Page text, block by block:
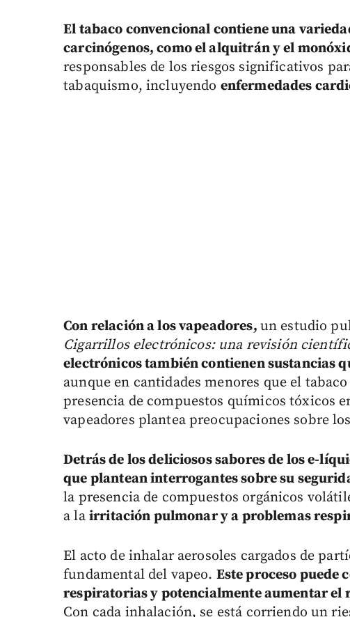
El tabaco convencional contiene una
carcinógenos, como el alquitrán y el
responsables de los riesgos significativos
tabaquismo, incluyendo enfermedades
Con relación a los vapeadores, un estudio
Cigarrillos electrónicos: una revisión
electrónicos también contienen sustancias
aunque en cantidades menores que el
presencia de compuestos químicos tóxicos
vapeadores plantea preocupaciones sobre
Detrás de los deliciosos sabores de los e-
que plantean interrogantes sobre su
la presencia de compuestos orgánicos
a la irritación pulmonar y a problemas
El acto de inhalar aerosoles cargados de
fundamental del vapeo. Este proceso
respiratorias y potencialmente aumentar el
Con cada inhalación, se está corriendo un